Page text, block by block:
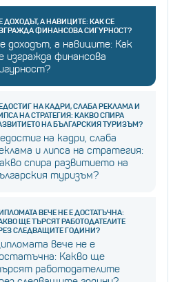
ДОХОДЪТ, А НАВИЦИТЕ: КАК СЕ
ФИНАНСОВА СИГУРНОСТ?
доходът, а навиците: Как
изгражда финансова
НА КАДРИ, СЛАБА РЕКЛАМА И
НА СТРАТЕГИЯ: КАКВО СПИРА
НА БЪЛГАРСКИЯ ТУРИЗЪМ?
на кадри, слаба
и липса на стратегия:
спира развитието на
туризъм?
ВЕЧЕ НЕ Е ДОСТАТЪЧНА:
ЩЕ ТЪРСЯТ РАБОТОДАТЕЛИТЕ
СЛЕДВАЩИТЕ ГОДИНИ?
вече не е
Какво ще
работодателите